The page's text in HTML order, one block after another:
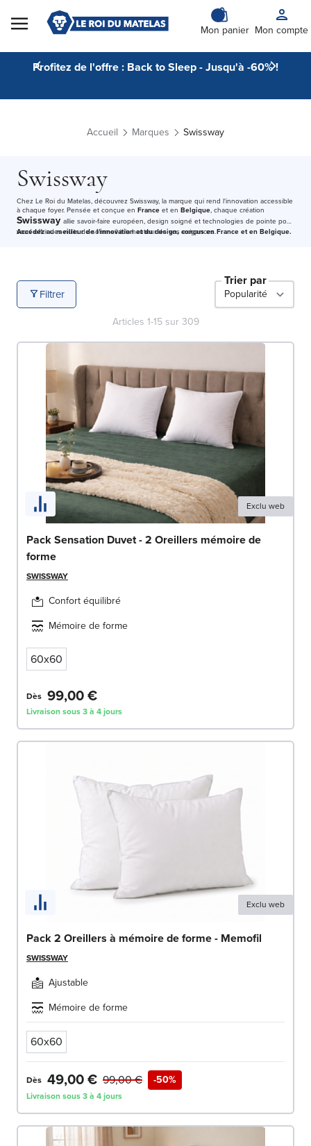
Skip to Content
Mon panier Mon compte
Profitez de l'offre : Back to Sleep - Jusqu'à -60% !
Accueil Marques Swissway
Swissway
Chez Le Roi du Matelas, découvrez Swissway, la marque qui rend l'innovation accessible
à chaque foyer. Pensée et conçue en France et en Belgique, chaque création
Swissway allie savoir-faire européen, design soigné et technologies de pointe pour
vous offrir des nuits de sommeil à la hauteur de vos exigences.
Accédez au meilleur de l'innovation et du design, conçus en France et en Belgique.
Filtrer
Trier par
Articles 1-15sur309
Exclu web
Pack Sensation Duvet - 2 Oreillers mémoire de
forme
SWISSWAY
Confort équilibré
Mémoire de forme
60x60
Dès 99,00 €
Livraison sous 3 à 4 jours
Exclu web
Pack 2 Oreillers à mémoire de forme - Memofil
SWISSWAY
Ajustable
Mémoire de forme
60x60
Dès 49,00 € -50%
99,00 €
Livraison sous 3 à 4 jours